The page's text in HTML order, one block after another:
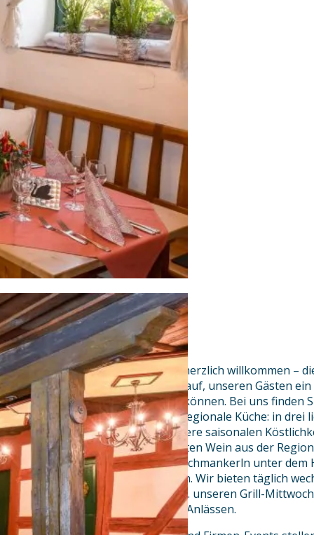
Schon seit 1374 sind Gäste hier herzlich willkommen –
übernommen und sind stolz darauf, unseren Gästen
viel Geschichte präsentieren zu können. Bei uns finden
freundlichen Service und beste regionale Küche: in drei
Gaststuben können Sie sich unsere saisonalen
ein frisch gezapftes Bier und guten Wein aus der
der romantische Biergarten zu Schmankerln unter
ein Sommertag kaum ausklingen. Wir bieten täglich
auch kulinarische Events, wie z.B. unseren Grill-
Themen-Menüs zu besonderen Anlässen.